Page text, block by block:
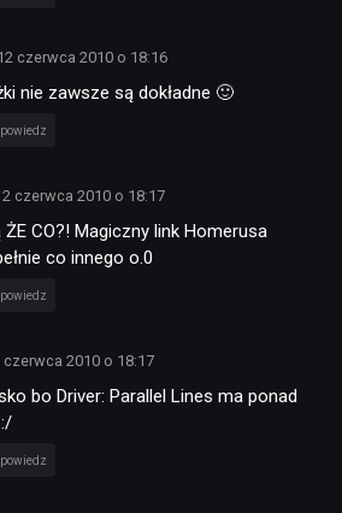
czerwca 2010 o 18:16
nie zawsze są dokładne 🙂
czerwca 2010 o 18:17
CO?! Magiczny link Homerusa
co innego o.0
czerwca 2010 o 18:17
bo Driver: Parallel Lines ma ponad